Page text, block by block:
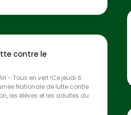
contre le
- Tous en vert !Ce jeudi 6
Nationale de lutte contre
les élèves et les adultes du